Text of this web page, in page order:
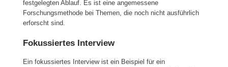
festgelegten Ablauf. Es ist eine angemessene
Forschungsmethode bei Themen, die noch nicht ausführlich
erforscht sind.
Fokussiertes Interview
Ein fokussiertes Interview ist ein Beispiel für ein